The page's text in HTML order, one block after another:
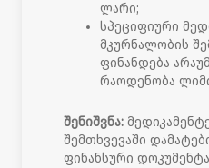
ლარი;
სპეციფიური
მკურნალობის
ფინანდება
რაოდენობა
შენიშვნა:
შემთხვევაში
ფინანსური